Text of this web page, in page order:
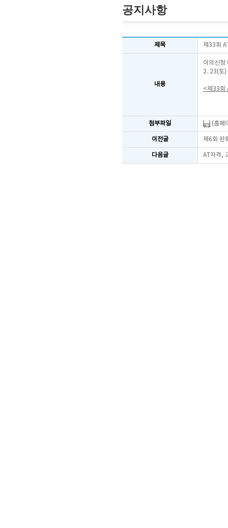
공지사항
제목 제33회
내용
이의신청
2. 23(토)
<제33회
첨부파일 (홈페
이전글 제6회 완
다음글 AT자격,